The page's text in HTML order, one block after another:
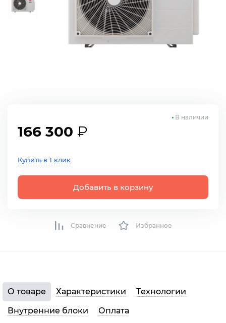
166 300 ₽
Купить в 1 клик
Добавить в корзину
В наличии
Сравнение Избранное
О товаре Характеристики
Технологии
Внутренние блоки
Оплата